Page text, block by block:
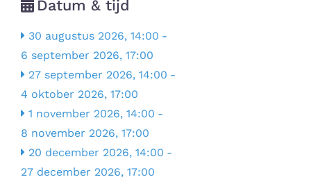
Datum & tijd
30 augustus 2026, 14:00 -
6 september 2026, 17:00
27 september 2026, 14:00 -
4 oktober 2026, 17:00
1 november 2026, 14:00 -
8 november 2026, 17:00
20 december 2026, 14:00 -
27 december 2026, 17:00